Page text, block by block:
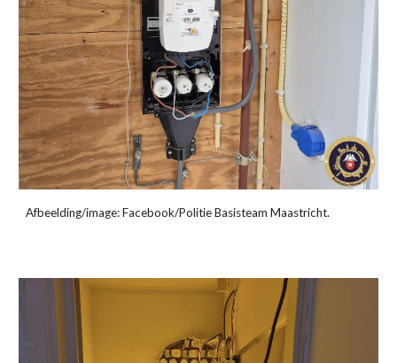
Afbeelding/image: Facebook/PolitieBasisteam Maastricht.